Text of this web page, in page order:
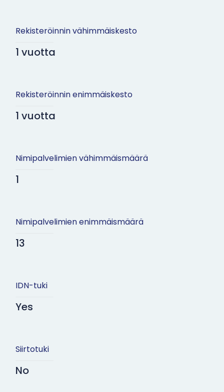
Rekisteröinnin vähimmäiskesto
1 vuotta
Rekisteröinnin enimmäiskesto
1 vuotta
Nimipalvelimien vähimmäismäärä
1
Nimipalvelimien enimmäismäärä
13
IDN-tuki
Yes
Siirtotuki
No